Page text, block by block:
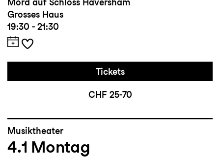
Mord auf Schloss Haversham
Grosses Haus
19:30 - 21:30
Tickets
CHF 25-70
Musiktheater
4.1 Montag